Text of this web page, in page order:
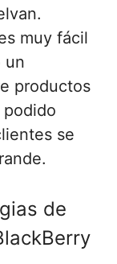
muy fácil
un
productos
podido
se
de